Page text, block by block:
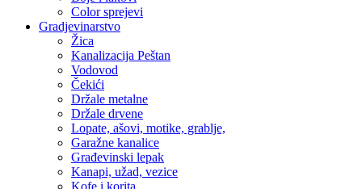
Color sprejevi
Gradjevinarstvo
Žica
Kanalizacija Peštan
Vodovod
Čekići
Držale metalne
Držale drvene
Lopate, ašovi, motike, grablje,
Garažne kanalice
Građevinski lepak
Kanapi, užad, vezice
Kofe i korita